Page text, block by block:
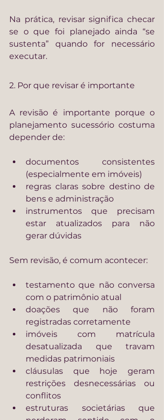
Na prática, revisar significa checar
se o que foi planejado ainda “se
sustenta” quando for necessário
executar.
2. Por que revisar é importante
A revisão é importante porque o
planejamento sucessório costuma
depender de:
documentos consistentes
(especialmente em imóveis)
regras claras sobre destino de
bens e administração
instrumentos que precisam
estar atualizados para não
gerar dúvidas
Sem revisão, é comum acontecer:
testamento que não conversa
com o patrimônio atual
doações que não foram
registradas corretamente
imóveis com matrícula
desatualizada que travam
medidas patrimoniais
cláusulas que hoje geram
restrições desnecessárias ou
conflitos
estruturas societárias que